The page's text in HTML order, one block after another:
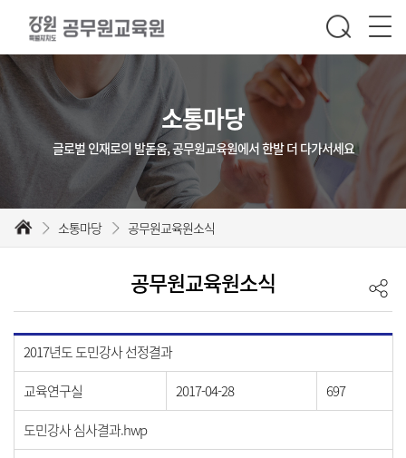
소통마당
글로벌 인재로의 발돋움, 공무원교육원에서 한발 더 다가서세요
소통마당 공무원교육원소식
공무원교육원소식
2017년도 도민강사 선정결과
교육연구실
2017-04-28
697
도민강사 심사결과.hwp